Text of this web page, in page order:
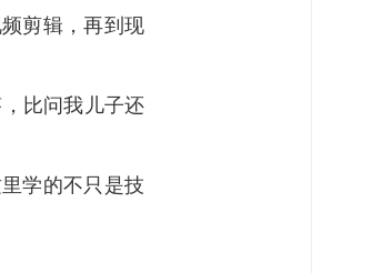
剪辑，再到现
比问我儿子还
学的不只是技